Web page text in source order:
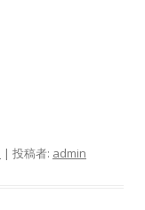
| 投稿者: admin